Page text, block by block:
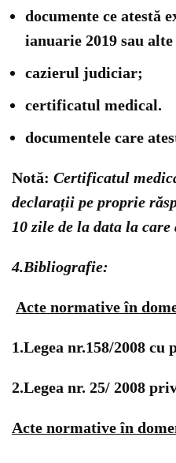
documente ce atestă
ianuarie 2019 sau
cazierul judiciar;
certificatul medical.
documentele care
Notă: Certificatul
declarații pe proprie
10 zile de la data la
4.Bibliografie:
Acte normative în
1.Legea nr.158/2008
2.Legea nr. 25/ 2008
Acte normative în